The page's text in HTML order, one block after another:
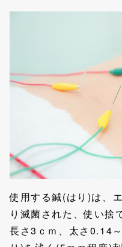
使用する鍼(はり)は、
り滅菌された、使い捨
長さ3ｃｍ、太さ0.14